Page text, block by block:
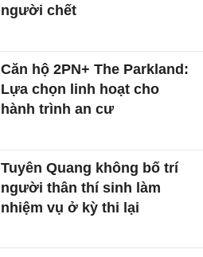
người chết
Căn hộ 2PN+ The Parkland:
Lựa chọn linh hoạt cho
hành trình an cư
Tuyên Quang không bố trí
người thân thí sinh làm
nhiệm vụ ở kỳ thi lại